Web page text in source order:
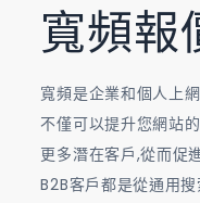
寬頻報
寬頻是企業和個人上
不僅可以提升您網站
更多潛在客戶,從而促
B2B客戶都是從通用